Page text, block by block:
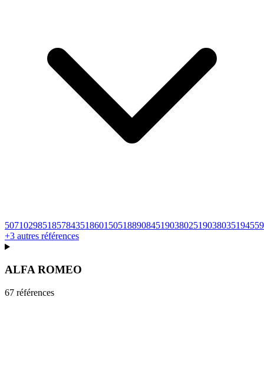
507102985185784351860150518890845190380251903803
+3 autres références
ALFA ROMEO
67 références